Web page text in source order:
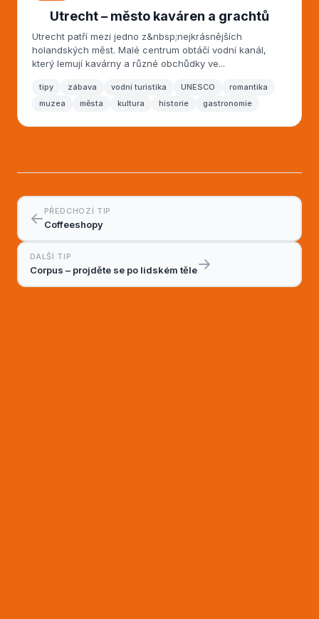
Utrecht – město kaváren a grachtů
Utrecht patří mezi jedno z&nbsp;nejkrásnějších
holandských měst. Malé centrum obtáčí vodní kanál,
který lemují kavárny a různé obchůdky ve...
tipy zábava vodní turistika UNESCO
romantika
muzea
města kultura historie gastronomie
PŘEDCHOZÍ TIP
Coffeeshopy
DALŠÍ TIP
Corpus – projděte se po lidském těle